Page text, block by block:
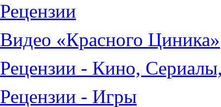
Рецензии
Видео «Красного Циника»
Рецензии - Кино,
Рецензии - Игры